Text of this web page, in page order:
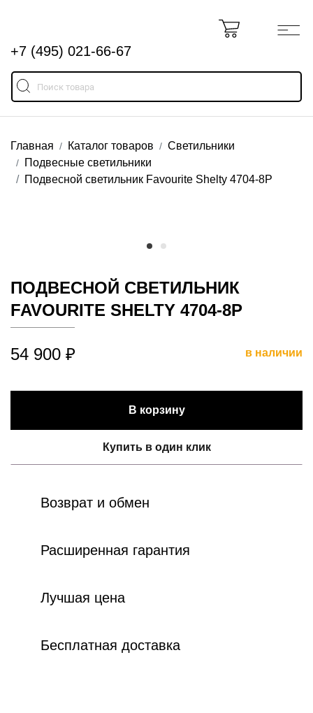
+7 (495) 021-66-67
Главная Каталог товаров
Светильники
Подвесные светильники
Подвесной светильник Favourite Shelty 4704-8P
ПОДВЕСНОЙ СВЕТИЛЬНИК
FAVOURITE SHELTY 4704-8P
54 900 ₽ в наличии
В корзину
Купить в один клик
Возврат и обмен
Расширенная гарантия
Лучшая цена
Бесплатная доставка